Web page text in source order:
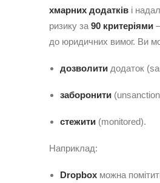
хмарних додатків і
ризику за 90 критеріями
до юридичних вимог. Ви
дозволити додаток
заборонити
стежити (monitored).
Наприклад:
Dropbox можна